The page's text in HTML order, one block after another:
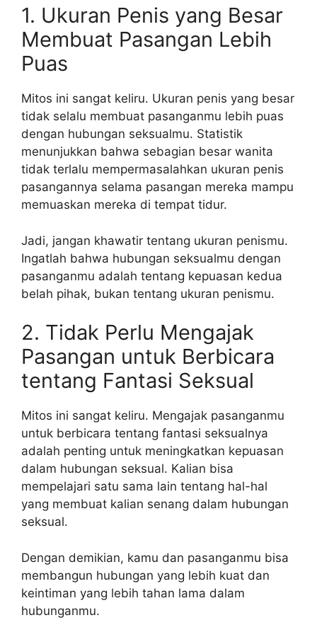
1. Ukuran Penis yang Besar
Membuat Pasangan Lebih
Puas
Mitos ini sangat keliru. Ukuran penis yang besar
tidak selalu membuat pasanganmu lebih puas
dengan hubungan seksualmu. Statistik
menunjukkan bahwa sebagian besar wanita
tidak terlalu mempermasalahkan ukuran penis
pasangannya selama pasangan mereka mampu
memuaskan mereka di tempat tidur.
Jadi, jangan khawatir tentang ukuran penismu.
Ingatlah bahwa hubungan seksualmu dengan
pasanganmu adalah tentang kepuasan kedua
belah pihak, bukan tentang ukuran penismu.
2. Tidak Perlu Mengajak
Pasangan untuk Berbicara
tentang Fantasi Seksual
Mitos ini sangat keliru. Mengajak pasanganmu
untuk berbicara tentang fantasi seksualnya
adalah penting untuk meningkatkan kepuasan
dalam hubungan seksual. Kalian bisa
mempelajari satu sama lain tentang hal-hal
yang membuat kalian senang dalam hubungan
seksual.
Dengan demikian, kamu dan pasanganmu bisa
membangun hubungan yang lebih kuat dan
keintiman yang lebih tahan lama dalam
hubunganmu.